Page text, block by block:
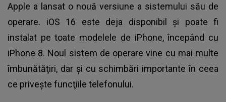
Apple a lansat o nouă versiune a sistemului său de
operare. iOS 16 este deja disponibil şi poate fi
instalat pe toate modelele de iPhone, începând cu
iPhone 8. Noul sistem de operare vine cu mai multe
îmbunătăţiri, dar şi cu schimbări importante în ceea
ce priveşte funcţiile telefonului.